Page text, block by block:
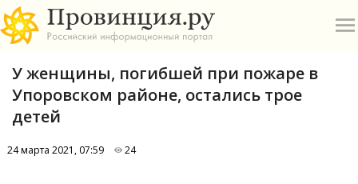
У женщины, погибшей при пожаре в
Упоровском районе, остались трое
детей
24 марта 2021, 07:59 24